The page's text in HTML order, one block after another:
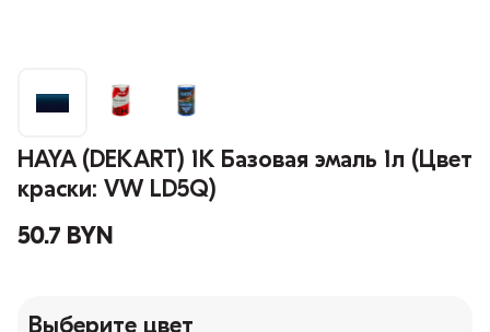
HAYA (DEKART) 1К Базовая эмаль 1л (Цвет
краски: VW LD5Q)
50.7 BYN